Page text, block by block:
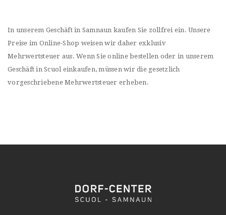
In unserem Geschäft in Samnaun kaufen Sie zollfrei ein. Unsere
Preise im Online-Shop weisen wir daher exklusiv
Mehrwertsteuer aus. Wenn Sie online bestellen oder in unserem
Geschäft in Scuol einkaufen, müssen wir die gesetzlich
vorgeschriebene Mehrwertsteuer erheben.